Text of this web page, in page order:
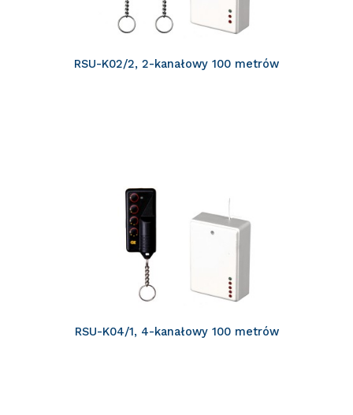
RSU-K02/2, 2-kanałowy 100 metrów
RSU-K04/1, 4-kanałowy 100 metrów